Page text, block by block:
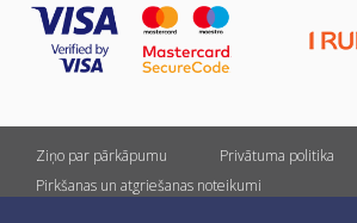
Ziņo par pārkāpumu
Privātuma politika
Pirkšanas un atgriešanas noteikumi